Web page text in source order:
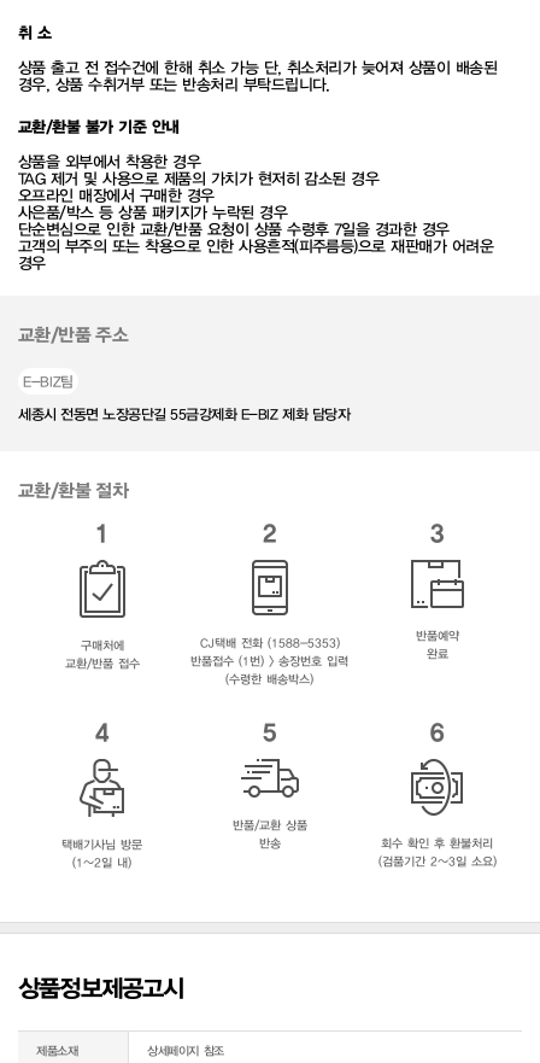
취 소
상품 출고 전 접수건에 한해 취소 가능 단, 취소처리가 늦어져 상품이 배송된
경우, 상품 수취거부 또는 반송처리 부탁드립니다.
교환/환불 불가 기준 안내
상품을 외부에서 착용한 경우
TAG 제거 및 사용으로 제품의 가치가 현저히 감소된 경우
오프라인 매장에서 구매한 경우
사은품/박스 등 상품 패키지가 누락된 경우
단순변심으로 인한 교환/반품 요청이 상품 수령후 7일을 경과한 경우
고객의 부주의 또는 착용으로 인한 사용흔적(피주름등)으로 재판매가 어려운
경우
교환/반품 주소
E-BIZ팀
세종시 전동면 노장공단길 55금강제화 E-BIZ 제화 담당자
교환/환불 절차
1
구매처에
교환/반품 접수
2
CJ택배 전화 (1588-5353)
반품접수 (1번) > 송장번호 입력
(수령한 배송박스)
3
반품예약
완료
4
택배기사님 방문
(1~2일 내)
5
반품/교환 상품
반송
6
회수 확인 후 환불처리
(검품기간 2~3일 소요)
상품정보제공고시
제품소재 상세페이지 참조